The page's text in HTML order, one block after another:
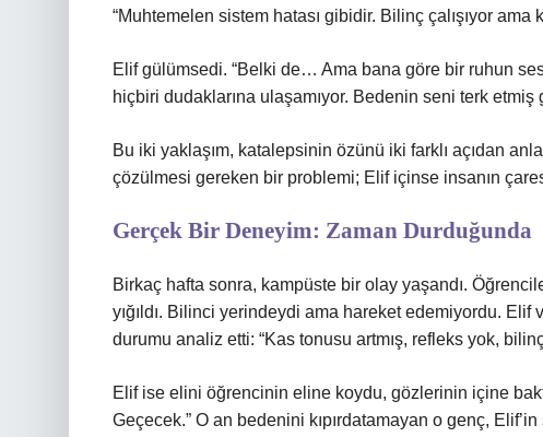
“Muhtemelen sistem hatası gibidir. Bilinç çalışıyor
Elif gülümsedi. “Belki de… Ama bana göre bir ruhun
hiçbiri dudaklarına ulaşamıyor. Bedenin seni terk etmiş
Bu iki yaklaşım, katalepsinin özünü iki farklı açıdan
çözülmesi gereken bir problemi; Elif içinse insanın
Gerçek Bir Deneyim: Zaman Durduğunda
Birkaç hafta sonra, kampüste bir olay yaşandı.
yığıldı. Bilinci yerindeydi ama hareket edemiyordu. Elif
durumu analiz etti: “Kas tonusu artmış, refleks yok,
Elif ise elini öğrencinin eline koydu, gözlerinin içine
Geçecek.” O an bedenini kıpırdatamayan o genç,